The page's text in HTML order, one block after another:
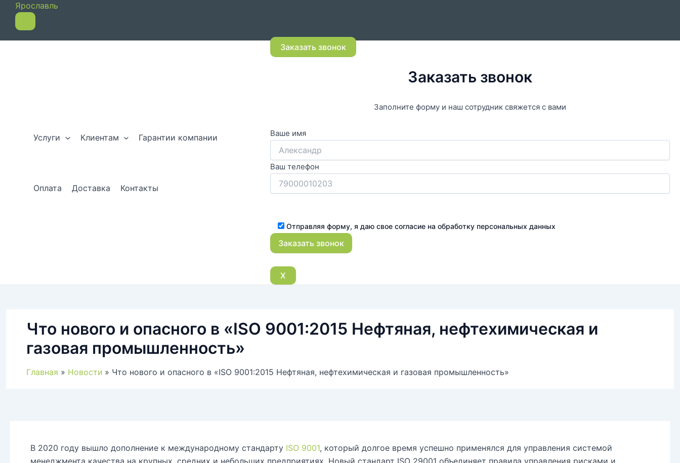
Ярославль
Услуги Клиентам Гарантии компании
Оплата Доставка Контакты
Заказать звонок
Заказать звонок
Заполните форму и наш сотрудник свяжется с вами
Ваше имя
Ваш телефон
Отправляя форму, я даю свое согласие на обработку персональных данных
X
Что нового и опасного в «ISO 9001:2015 Нефтяная, нефтехимическая и
газовая промышленность»
Главная Новости Что нового и опасного в «ISO 9001:2015 Нефтяная, нефтехимическая и газовая промышленность»
В 2020 году вышло дополнение к международному стандарту ISO 9001, который долгое время успешно применялся для управления системой